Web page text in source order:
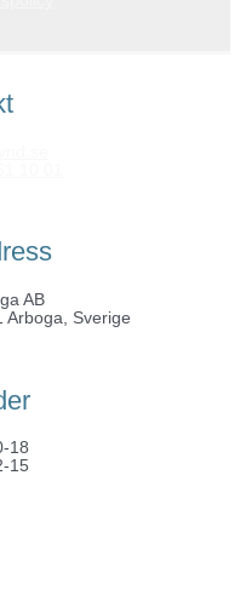
AB
Arboga, Sverige
18
15